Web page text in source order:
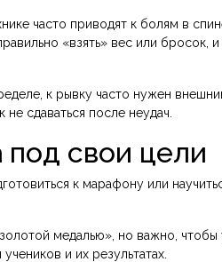
часто приводят к болям в
«взять» вес или бросок,
к рывку часто нужен
сдаваться после неудач.
под свои цели
к марафону или
медалью», но важно, чтобы
и их результатах.